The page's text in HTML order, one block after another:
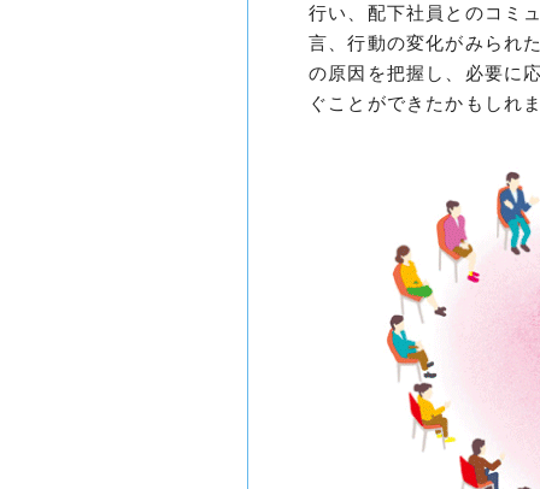
行い、配下社員とのコミ
言、行動の変化がみられ
の原因を把握し、必要に
ぐことができたかもしれ